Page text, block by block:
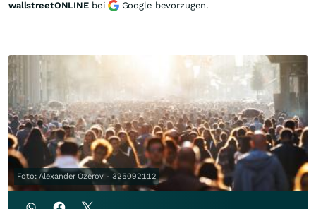
Foto: Alexander Ozerov - 325092112
wallstreetONLINE bei Google bevorzugen.